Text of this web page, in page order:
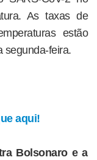
As taxas de
estão
segunda-feira.
aqui!
Bolsonaro e a